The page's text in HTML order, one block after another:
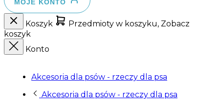
MOJE KONTO
Koszyk
Przedmioty w koszyku, Zobacz
koszyk
Konto
Akcesoria dla psów - rzeczy dla psa
Akcesoria dla psów - rzeczy dla psa